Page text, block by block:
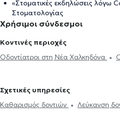
«Στοματικές εκδηλώσεις λόγω
Στοματολογίας
Χρήσιμοι σύνδεσμοι
Κοντινές περιοχές
Οδοντίατροι στη Νέα Χαλκηδόνα
Οδοντίατροι στη Νέα Ιωνία
Οδοντίατροι στα Κάτω Πατήσια
Σχετικές υπηρεσίες
Καθαρισμός δοντιών
Λεύκανση